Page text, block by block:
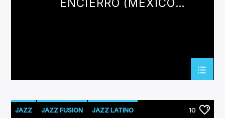
ENCIERRO (MÉXICO
JAZZ JAZZ FUSION JAZZ LATINO 10